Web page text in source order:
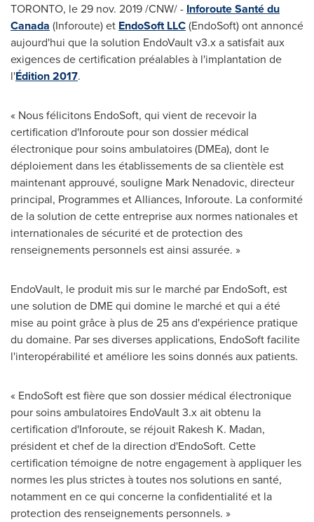
TORONTO, le29 nov. 2019/CNW/ - Inforoute Santé du
Canada (Inforoute) et EndoSoft LLC(EndoSoft) ont annoncé
aujourd'hui que la solution EndoVault v3.x a satisfait aux
exigences de certification préalables à l'implantation de
l'Édition 2017.
« Nous félicitons EndoSoft, qui vient de recevoir la
certification d'Inforoute pour son dossier médical
électronique pour soins ambulatoires (DMEa), dont le
déploiement dans les établissements de sa clientèle est
maintenant approuvé, souligne Mark Nenadovic, directeur
principal, Programmes et Alliances, Inforoute. La conformité
de la solution de cette entreprise aux normes nationales et
internationales de sécurité et de protection des
renseignements personnels est ainsi assurée. »
EndoVault, le produit mis sur le marché par EndoSoft, est
une solution de DME qui domine le marché et qui a été
mise au point grâce à plus de 25 ans d'expérience pratique
du domaine. Par ses diverses applications, EndoSoft facilite
l'interopérabilité et améliore les soins donnés aux patients.
« EndoSoft est fière que son dossier médical électronique
pour soins ambulatoires EndoVault 3.x ait obtenu la
certification d'Inforoute, se réjouit Rakesh K. Madan,
président et chef de la direction d'EndoSoft. Cette
certification témoigne de notre engagement à appliquer les
normes les plus strictes à toutes nos solutions en santé,
notamment en ce qui concerne la confidentialité et la
protection des renseignements personnels. »